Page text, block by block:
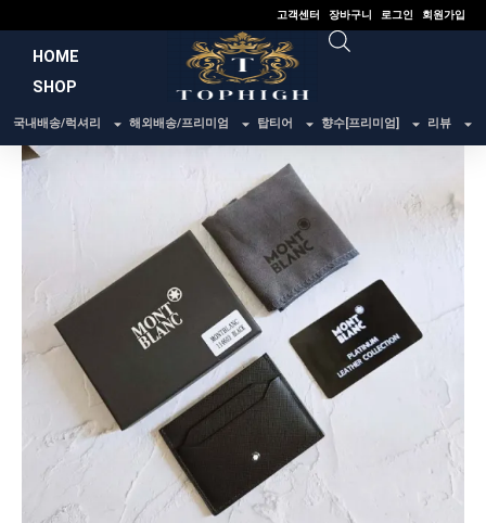
건
너
고객센터 장바구니 로그인 회원가입
HOME
SHOP
국내배송/럭셔리 해외배송/프리미엄 탑티어 향수[프리미엄] 리뷰